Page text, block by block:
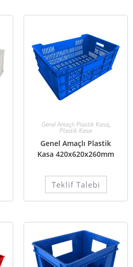
Genel Amaçlı Plastik Kasa,
Plastik Kasa
Genel Amaçlı Plastik
Kasa 420x620x260mm
Teklif Talebi